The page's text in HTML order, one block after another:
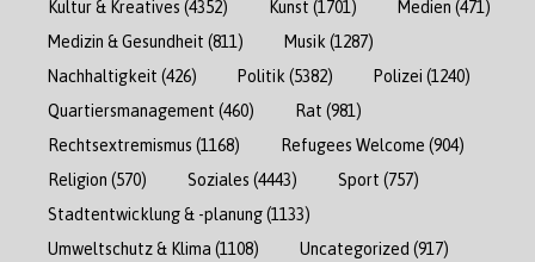
Kultur & Kreatives (4352) Kunst (1701) Medien (471)
Medizin & Gesundheit (811) Musik (1287)
Nachhaltigkeit (426) Politik (5382) Polizei (1240)
Quartiersmanagement (460) Rat (981)
Rechtsextremismus (1168) Refugees Welcome (904)
Religion (570) Soziales (4443) Sport (757)
Stadtentwicklung & -planung(1133)
Umweltschutz & Klima (1108) Uncategorized (917)